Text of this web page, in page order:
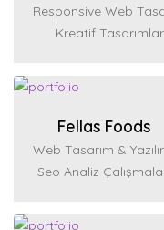
Responsive Web
Kreatif Tasarımlar
Fellas Foods
Web Tasarım &
Seo Analiz